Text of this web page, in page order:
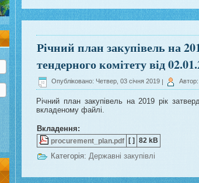
Річний план закупівель на
тендерного комітету від
Опубліковано: Четвер, 03 січня 2019 | Автор:
Річний план закупівель на 2019 рік
вкладеному файлі.
Вкладення:
procurement_plan.pdf [ ] 82 kB
Категорія: Державні закупівлі